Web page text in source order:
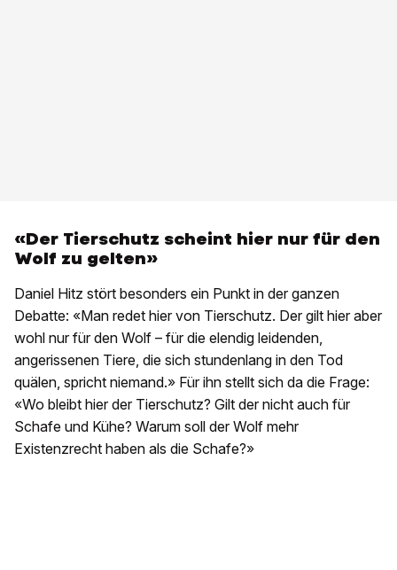
«Der Tierschutz scheint hier nur für den
Wolf zu gelten»
Daniel Hitz stört besonders ein Punkt in der ganzen
Debatte: «Man redet hier von Tierschutz. Der gilt hier aber
wohl nur für den Wolf – für die elendig leidenden,
angerissenen Tiere, die sich stundenlang in den Tod
quälen, spricht niemand.» Für ihn stellt sich da die Frage:
«Wo bleibt hier der Tierschutz? Gilt der nicht auch für
Schafe und Kühe? Warum soll der Wolf mehr
Existenzrecht haben als die Schafe?»